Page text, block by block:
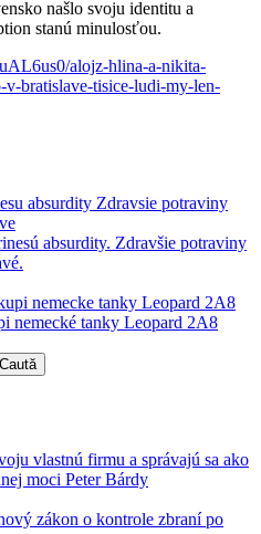
našlo svoju identitu a
stanú minulosťou.
alojz-hlina-a-nikita-
v-bratislave-tisice-ludi-my-len-
absurdity. Zdravšie potraviny
nemecké tanky Leopard 2A8
Caută
vlastnú firmu a správajú sa ako
moci Peter Bárdy
zákon o kontrole zbraní po